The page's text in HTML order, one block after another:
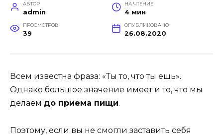
АВТОР
admin
НА ЧТЕНИЕ
4 мин
ПРОСМОТРОВ
39
ОПУБЛИКОВАНО
26.08.2020
Всем известна фраза: «Ты то, что ты ешь».
Однако большое значение имеет и то, что мы
делаем до приема пищи.
Поэтому, если вы не смогли заставить себя